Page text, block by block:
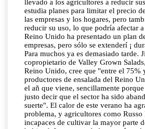
llevado a los agricultores a reducir
estudia planes para limitar el precio
las empresas y los hogares, pero
reducir su uso, lo que podría afectar
Reino Unido ha presentado un plan
empresas, pero sólo se extenderí ¡
Para muchos ya es demasiado tarde.
copropietario de Valley Grown
Reino Unido, cree que "entre el 75%
productores de ensalada del Reino
el añ que viene, sencillamente
justo decir que el sector ha sido
suerte". El calor de este verano ha
problema, y agricultores como Russo
incapaces de cultivar la mayor parte